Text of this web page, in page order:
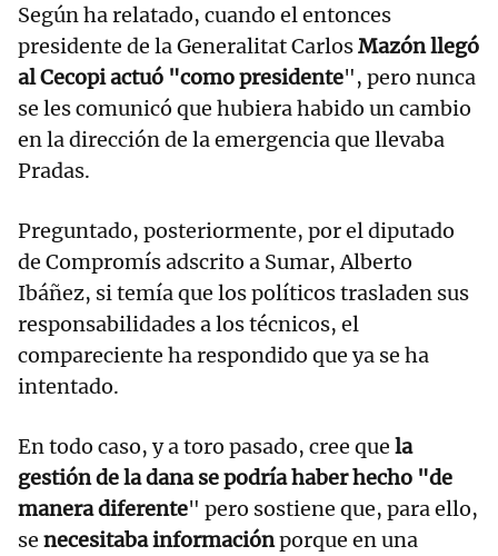
Según ha relatado, cuando el entonces
presidente de la Generalitat CarlosMazón llegó
al Cecopi actuó "como presidente", pero nunca
se les comunicó que hubiera habido un cambio
en la dirección de la emergencia que llevaba
Pradas.
Preguntado, posteriormente, por el diputado
de Compromís adscrito a Sumar, Alberto
Ibáñez, si temía que los políticos trasladen sus
responsabilidades a los técnicos, el
compareciente ha respondido que ya se ha
intentado.
En todo caso, y a toro pasado, cree que la
gestión de la dana se podría haber hecho "de
manera diferente" pero sostiene que, para ello,
se necesitaba informaciónporque en una